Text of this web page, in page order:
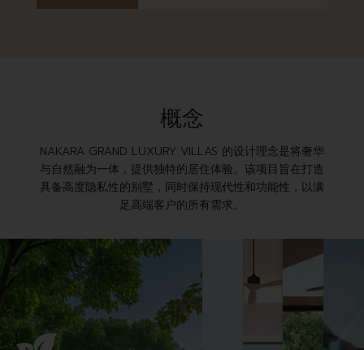
概念
NAKARA GRAND LUXURY VILLAS 的设计理念是将奢华
与自然融为一体，提供独特的居住体验。该项目旨在打造
具备高度隐私性的别墅，同时保持现代性和功能性，以满
足高端客户的所有需求。